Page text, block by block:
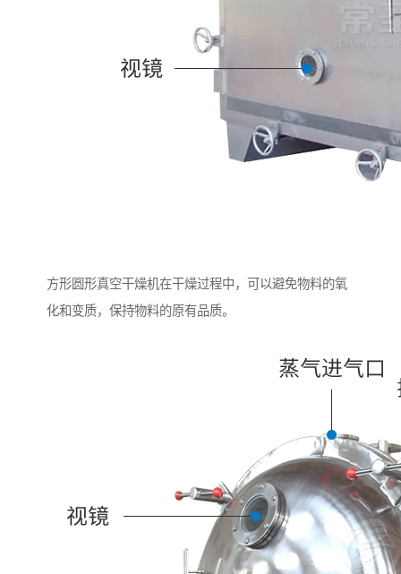
方形圆形真空干燥机在干燥过程中，可以避免物料的氧
化和变质，保持物料的原有品质。